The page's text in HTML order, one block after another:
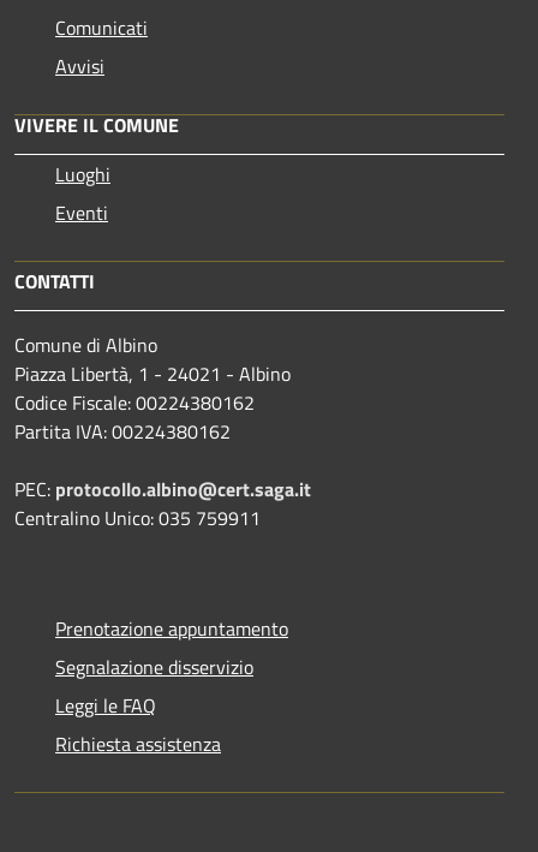
Comunicati
Avvisi
VIVERE IL COMUNE
Luoghi
Eventi
CONTATTI
Comune di Albino
Piazza Libertà, 1 - 24021 - Albino
Codice Fiscale: 00224380162
Partita IVA: 00224380162
PEC: protocollo.albino@cert.saga.it
Centralino Unico: 035 759911
Prenotazione appuntamento
Segnalazione disservizio
Leggi le FAQ
Richiesta assistenza